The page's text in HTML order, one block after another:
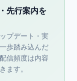
先行案内を
プデート・実
歩踏み込んだ
信頻度は内容
ます。